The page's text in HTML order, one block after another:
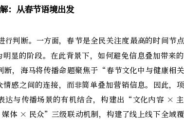
：从春节语境出发
行判断。一方面，春节是全民关注度最高的时间节点
显的阶段。在此背景下，如何避免信息叠加带来
断，海马将传播命题聚焦于“春节文化中与健康相
感之间的连接，而非简单叠加营销信息。因此，
达与传播场景的有机结合，构建出“文化内容 ×
体 × 民众”三级联动机制，构建了线上线下全域